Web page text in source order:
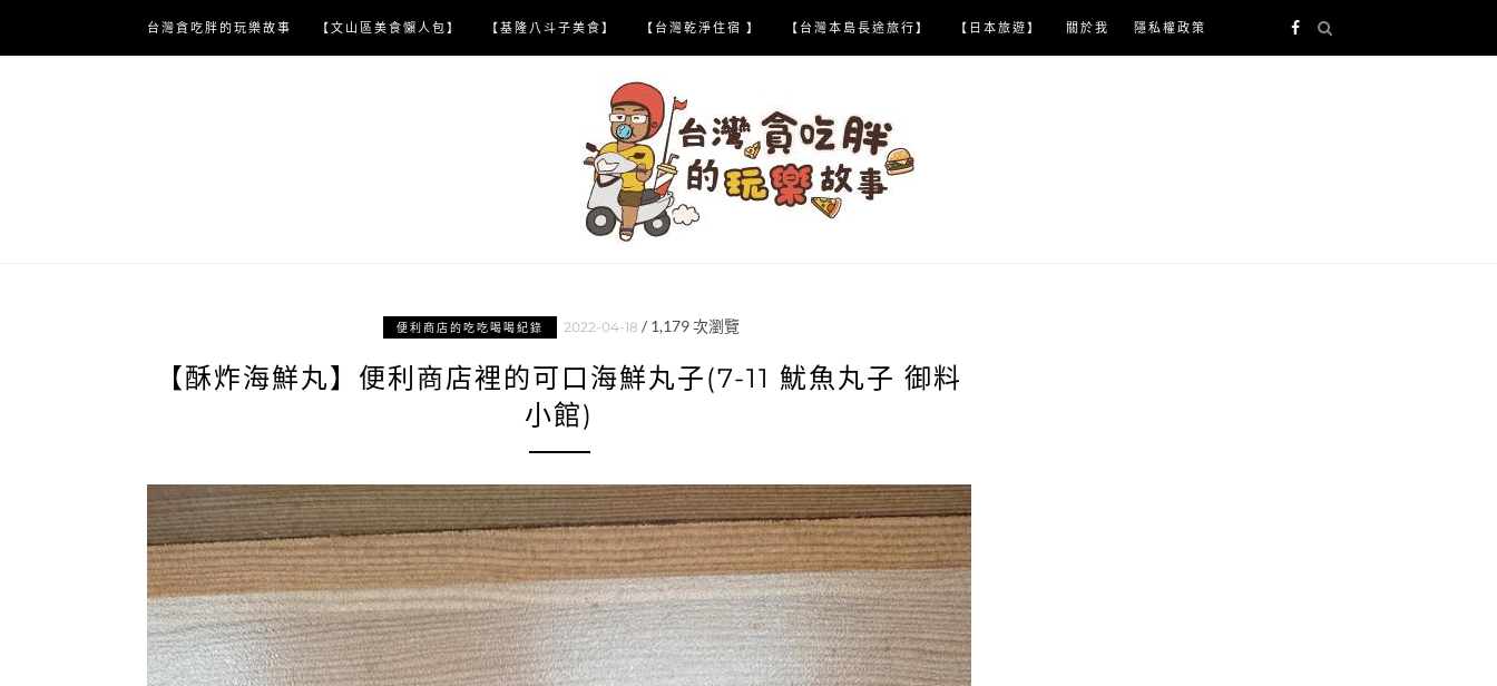
content
台灣貪吃胖的玩樂故事 【文山區美食懶人包】 【基隆八斗子美食】 【台灣乾淨住宿 】 【台灣本島長途旅行】 【日本旅遊】 關於我 隱私權政策
便利商店的吃吃喝喝紀錄 2022-04-18 / 1,179次瀏覽
【酥炸海鮮丸】便利商店裡的可口海鮮丸子(7-11 魷魚丸子 御料
小館)